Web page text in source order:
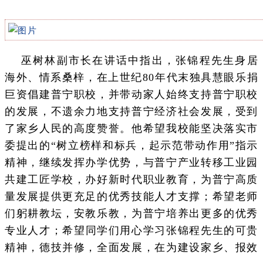
巫树林副市长在讲话中指出，张锦程先生身居
海外、情系桑梓，在上世纪80年代末独具慧眼乐捐
巨资倡建普宁职校，并带动家人始终支持普宁职校
的发展，不遗余力地支持普宁经济社会发展，受到
了家乡人民的高度赞誉。他希望我校能坚决落实市
委提出的“树立榜样和标兵，起示范带动作用”指示
精神，继续发挥办学优势，与普宁产业转移工业园
共建工匠学校，办好新时代职业教育，为普宁高质
量发展提供更充足的优秀技能人才支撑；希望老师
们躬耕教坛，安教乐教，为普宁培养出更多的优秀
专业人才；希望同学们用心学习张锦程先生的可贵
精神，德技并修，全面发展，在为建设家乡、报效